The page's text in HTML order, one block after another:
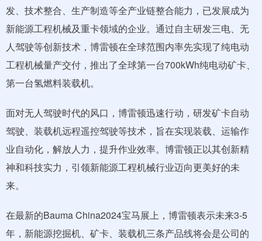
发、技术整合、生产制造等全产业链整合能力，已发展成为
新能源工程机械及重卡领域的企业。通过自主研发三电、无
人驾驶等创新技术，博雷顿在全球范围内率先实现了纯电动
工程机械量产交付，推出了全球第一台700kWh纯电动矿卡、
第一台氢燃料装载机。
面对无人驾驶时代的风口，博雷顿迅速行动，研发矿卡自动
驾驶、装载机远程遥控驾驶等技术，旨在实现装载、运输作
业自动化，解放人力，提升作业效率。博雷顿正以其创新精
神和科技实力，引领新能源工程机械行业迈向更美好的未
来。
在最新的Bauma China2024宝马展上，博雷顿表示未来3-5
年，新能源挖掘机、矿卡、装载机三条产品线将会是公司的